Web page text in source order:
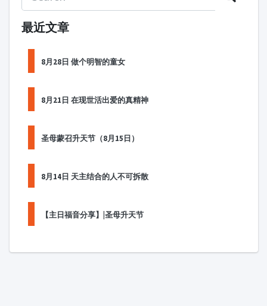
最近文章
8月28日 做个明智的童女
8月21日 在现世活出爱的真精神
圣母蒙召升天节（8月15日）
8月14日 天主结合的人不可拆散
【主日福音分享】|圣母升天节